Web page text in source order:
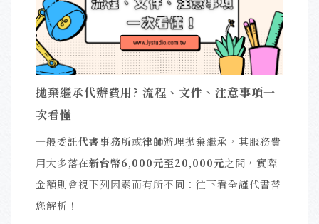
拋棄繼承代辦費用? 流程、文件、注意事項一
次看懂
一般委託代書事務所或律師辦理拋棄繼承，其服務費
用大多落在新台幣6,000元至20,000元之間，實際
金額則會視下列因素而有所不同：往下看全謹代書替
您解析！